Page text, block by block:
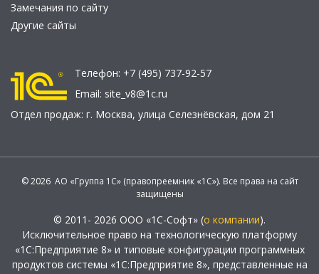
Замечания по сайту
Другие сайты
Телефон: +7 (495) 737-92-57
Email: site_v8@1c.ru
Отдел продаж: г. Москва, улица Селезнёвская, дом 21
© 2026 АО «Группа 1С» (правопреемник «1С»). Все права на сайт
защищены
© 2011- 2026 ООО «1С-Софт» (о компании).
Исключительное право на технологическую платформу
«1С:Предприятие 8» и типовые конфигурации программных
продуктов системы «1С:Предприятие 8», представленные на